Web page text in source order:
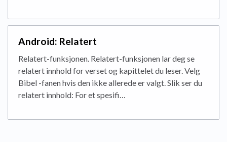
Android: Relatert
Relatert-funksjonen. Relatert-funksjonen lar deg se
relatert innhold for verset og kapittelet du leser. Velg
Bibel -fanen hvis den ikke allerede er valgt. Slik ser du
relatert innhold: For et spesifi…